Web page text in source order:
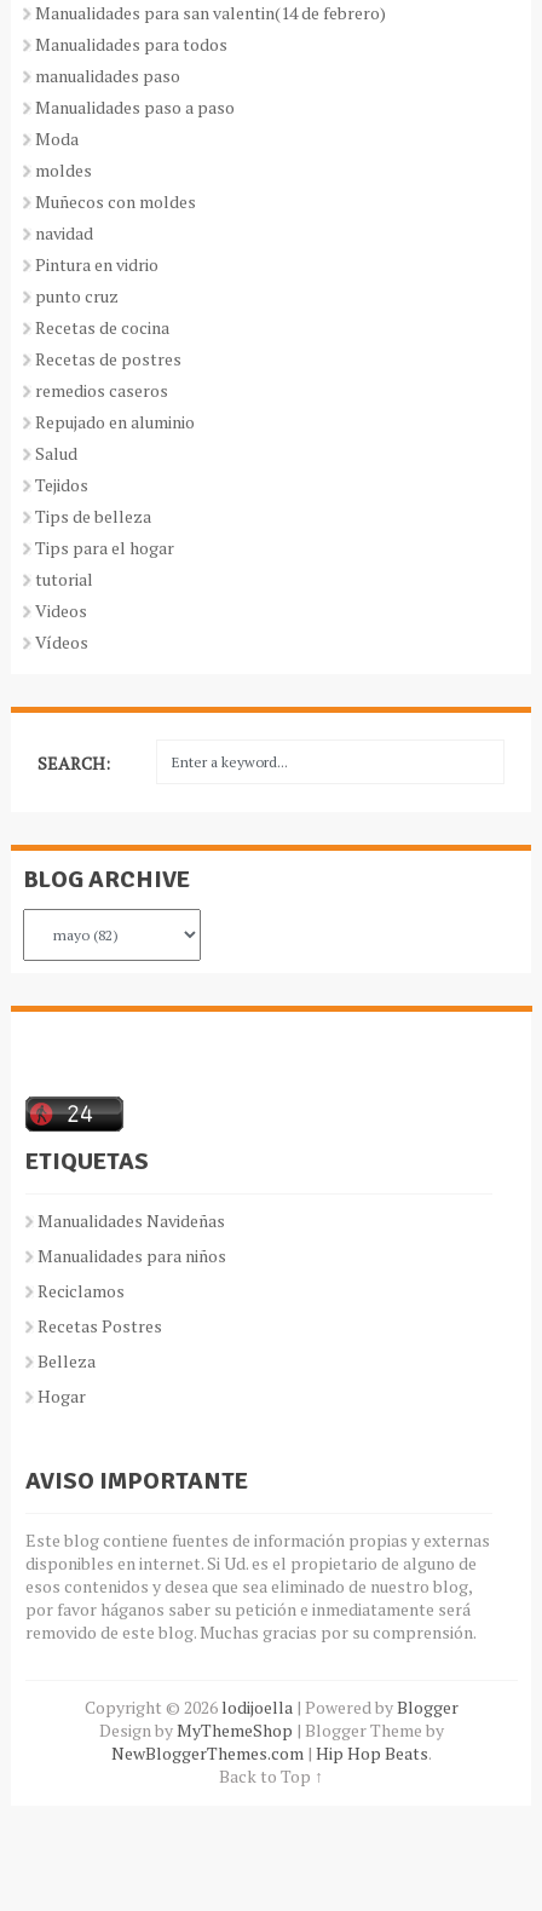
Manualidades para san valentin(14 de febrero)
Manualidades para todos
manualidades paso
Manualidades paso a paso
Moda
moldes
Muñecos con moldes
navidad
Pintura en vidrio
punto cruz
Recetas de cocina
Recetas de postres
remedios caseros
Repujado en aluminio
Salud
Tejidos
Tips de belleza
Tips para el hogar
tutorial
Videos
Vídeos
SEARCH:
BLOG ARCHIVE
ETIQUETAS
Manualidades Navideñas
Manualidades para niños
Reciclamos
Recetas Postres
Belleza
Hogar
AVISO IMPORTANTE
Este blog contiene fuentes de información propias y externas
disponibles en internet. Si Ud. es el propietario de alguno de
esos contenidos y desea que sea eliminado de nuestro blog,
por favor háganos saber su petición e inmediatamente será
removido de este blog. Muchas gracias por su comprensión.
Copyright © 2026 lodijoella | Powered byBlogger
Design byMyThemeShop | Blogger Theme by
NewBloggerThemes.com | Hip Hop Beats.
Back to Top ↑